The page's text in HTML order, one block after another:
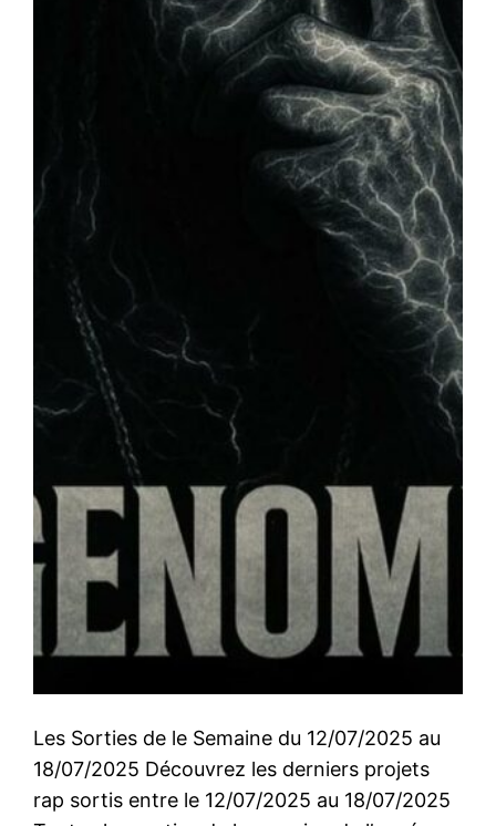
Les Sorties de le Semaine du 12/07/2025 au
18/07/2025 Découvrez les derniers projets
rap sortis entre le 12/07/2025 au 18/07/2025